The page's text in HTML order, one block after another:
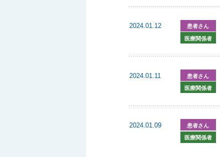
2024.01.12 患者さん
医療関係者
2024.01.11 患者さん
医療関係者
2024.01.09 患者さん
医療関係者